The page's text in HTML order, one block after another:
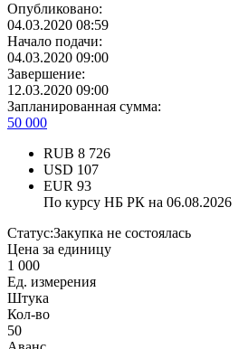
Опубликовано:
04.03.2020 08:59
Начало подачи:
04.03.2020 09:00
Завершение:
12.03.2020 09:00
Запланированная сумма:
50 000
RUB 8 726
USD 107
EUR 93
По курсу НБ РК на 06.08.2026
Статус:Закупка не состоялась
Цена за единицу
1 000
Ед. измерения
Штука
Кол-во
50